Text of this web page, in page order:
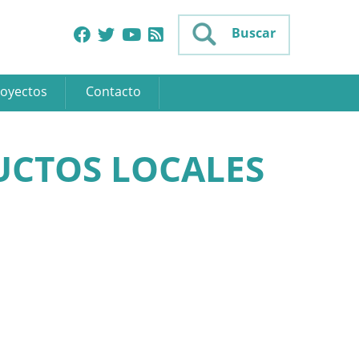
Buscar
Contacto
LOCALES